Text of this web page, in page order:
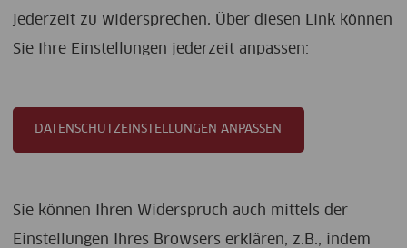
jederzeit zu widersprechen. Über diesen Link können
Sie Ihre Einstellungen jederzeit anpassen:
DATENSCHUTZEINSTELLUNGEN ANPASSEN
Sie können Ihren Widerspruch auch mittels der
Einstellungen Ihres Browsers erklären, z.B., indem